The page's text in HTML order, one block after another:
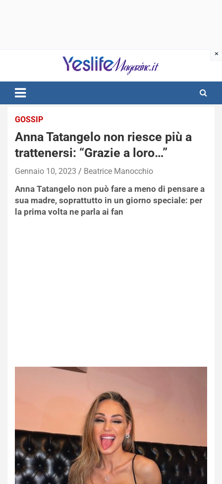
notizie di intrattenimento
GOSSIP
Anna Tatangelo non riesce più a
trattenersi: “Grazie a loro…”
Gennaio 10, 2023 Beatrice Manocchio
Anna Tatangelo non può fare a meno di pensare a
sua madre, soprattutto in un giorno speciale: per
la prima volta ne parla ai fan